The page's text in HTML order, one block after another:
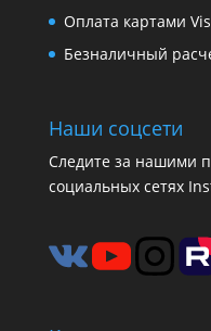
Оплата картами
Безналичный
Наши соцсети
Следите за нашими
социальных сетях